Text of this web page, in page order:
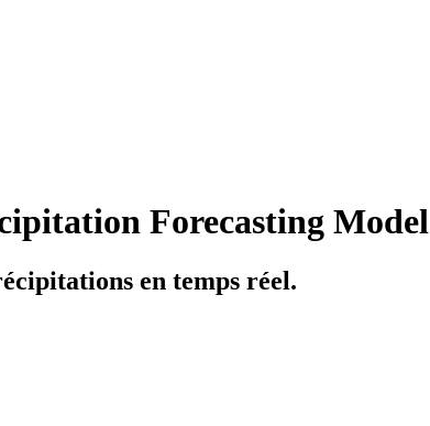
Forecasting Model
en temps réel.